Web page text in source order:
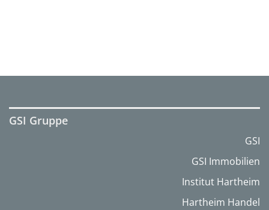
GSI Gruppe
GSI
GSI Immobilien
Institut Hartheim
Hartheim Handel